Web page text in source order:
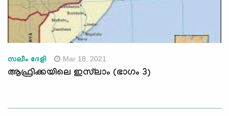
സലീം ദേളി Mar 18, 2021
ആഫ്രിക്കയിലെ ഇസ്‌ലാം (ഭാഗം 3)